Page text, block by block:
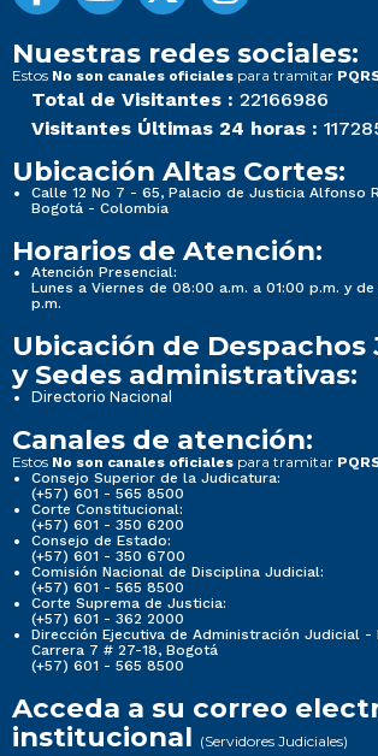
Nuestras redes sociales:
Estos No son canales oficiales para tramitar
Total de Visitantes : 22166986
Visitantes Últimas 24 horas :
Ubicación Altas Cortes:
Calle 12 No 7 - 65, Palacio de Justicia Alfonso
Bogotá - Colombia
Horarios de Atención:
Atención Presencial:
Lunes a Viernes de 08:00 a.m. a 01:00 p.m. y
p.m.
Ubicación de Despachos
y Sedes administrativas:
Directorio Nacional
Canales de atención:
Estos No son canales oficiales para tramitar
Consejo Superior de la Judicatura:
(+57) 601 - 565 8500
Corte Constitucional:
(+57) 601 - 350 6200
Consejo de Estado:
(+57) 601 - 350 6700
Comisión Nacional de Disciplina Judicial:
(+57) 601 - 565 8500
Corte Suprema de Justicia:
(+57) 601 - 362 2000
Dirección Ejecutiva de Administración Judicial -
Carrera 7 # 27-18, Bogotá
(+57) 601 - 565 8500
Acceda a su correo
institucional (Servidores Judiciales)